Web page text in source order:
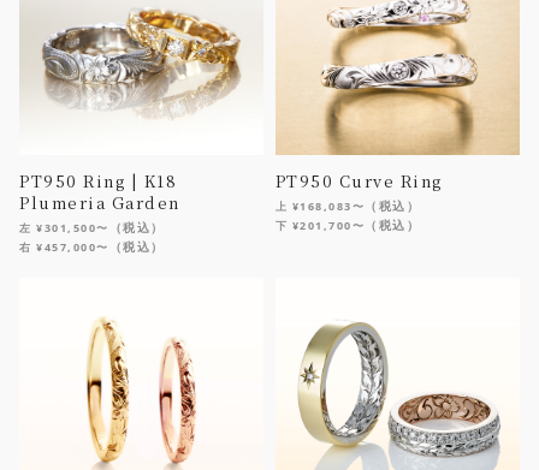
PT950 Ring | K18
Plumeria Garden
左 ¥301,500〜 （税込）
右 ¥457,000〜 （税込）
PT950 Curve Ring
上 ¥168,083〜 （税込）
下 ¥201,700〜 （税込）